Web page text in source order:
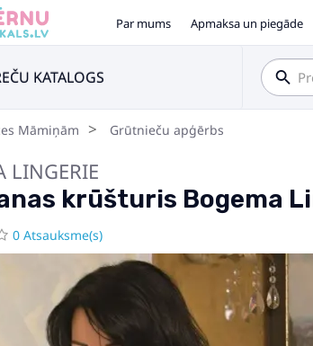
Par mums Apmaksa un piegāde
KATALOGS
Māmiņām Grūtnieču apģērbs
LINGERIE
krūšturis Bogema
0 Atsauksme(s)